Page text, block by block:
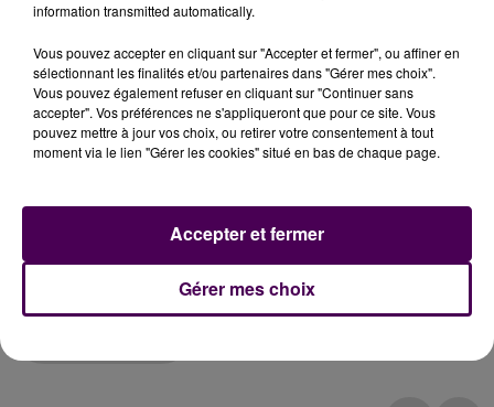
"Habituellement, c’est une infirmière pour deux
plus !"souligne Marianne Lhoste. Une rencontre a eu
lieu vendredi dernier avec la direction de l’hôpital de
Blois, puis une autre avec l’antenne de l’ARS en Loir-
et-Cher. Mais pour Virginie Buisson,le compte n’y est
"Nous n’avons eu que des propositions évasives
hospitalier blésois. Une action symbolique, puisque les
personnels de réanimation sont assignés.
information transmitted automatically.
Vous pouvez accepter en cliquant sur "Accepter et fermer", ou affiner en
sélectionnant les finalités et/ou partenaires dans "Gérer mes choix".
Vous pouvez également refuser en cliquant sur "Continuer sans
accepter". Vos préférences ne s'appliqueront que pour ce site. Vous
pouvez mettre à jour vos choix, ou retirer votre consentement à tout
moment via le lien "Gérer les cookies" situé en bas de chaque page.
Gérer mes choix
Accepter et fermer